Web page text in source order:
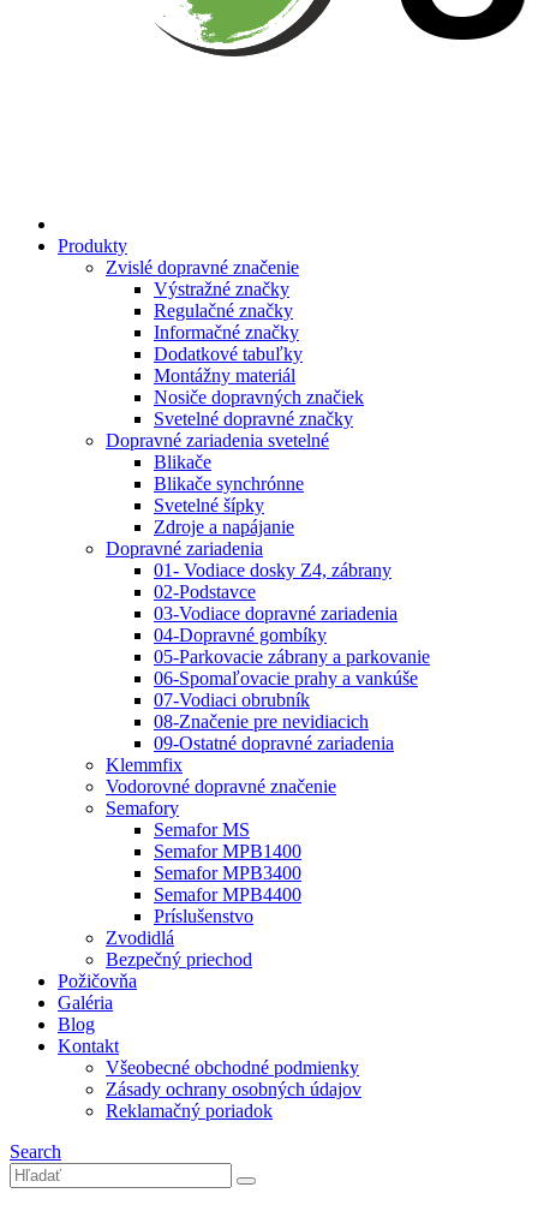
Produkty
Zvislé dopravné značenie
Výstražné značky
Regulačné značky
Informačné značky
Dodatkové tabuľky
Montážny materiál
Nosiče dopravných značiek
Svetelné dopravné značky
Dopravné zariadenia svetelné
Blikače
Blikače synchrónne
Svetelné šípky
Zdroje a napájanie
Dopravné zariadenia
01- Vodiace dosky Z4, zábrany
02-Podstavce
03-Vodiace dopravné zariadenia
04-Dopravné gombíky
05-Parkovacie zábrany a parkovanie
06-Spomaľovacie prahy a vankúše
07-Vodiaci obrubník
08-Značenie pre nevidiacich
09-Ostatné dopravné zariadenia
Klemmfix
Vodorovné dopravné značenie
Semafory
Semafor MS
Semafor MPB1400
Semafor MPB3400
Semafor MPB4400
Príslušenstvo
Zvodidlá
Bezpečný priechod
Požičovňa
Galéria
Blog
Kontakt
Všeobecné obchodné podmienky
Zásady ochrany osobných údajov
Reklamačný poriadok
Search